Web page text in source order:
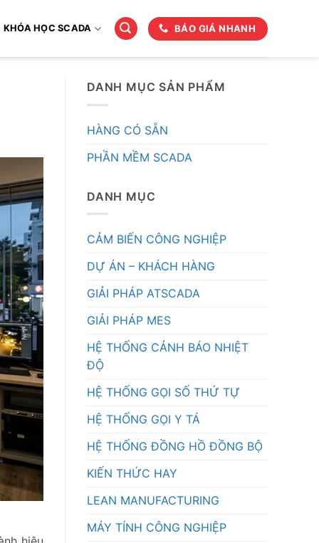
KHÓA HỌC SCADA BÁO GIÁ NHANH
DANH MỤC SẢN PHẨM
HÀNG CÓ SẴN
PHẦN MỀM SCADA
DANH MỤC
CẢM BIẾN CÔNG NGHIỆP
DỰ ÁN – KHÁCH HÀNG
GIẢI PHÁP ATSCADA
GIẢI PHÁP MES
HỆ THỐNG CẢNH BÁO NHIỆT
ĐỘ
HỆ THỐNG GỌI SỐ THỨ TỰ
HỆ THỐNG GỌI Y TÁ
HỆ THỐNG ĐỒNG HỒ ĐỒNG BỘ
KIẾN THỨC HAY
LEAN MANUFACTURING
MÁY TÍNH CÔNG NGHIỆP